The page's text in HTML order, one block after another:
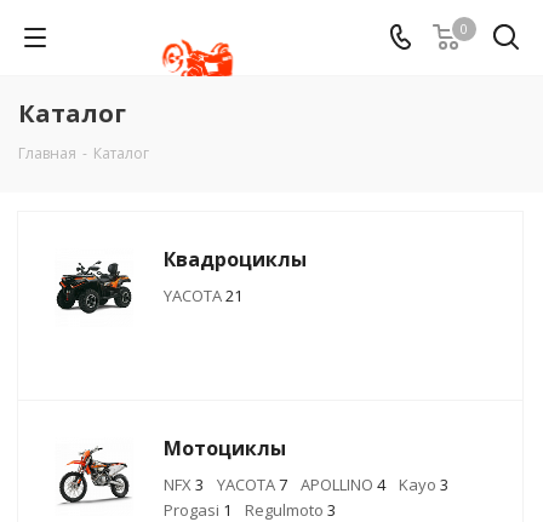
0
Каталог
Главная - Каталог
Квадроциклы
YACOTA21
Мотоциклы
NFX3 YACOTA7 APOLLINO 4 Kayo 3
Progasi 1 Regulmoto 3